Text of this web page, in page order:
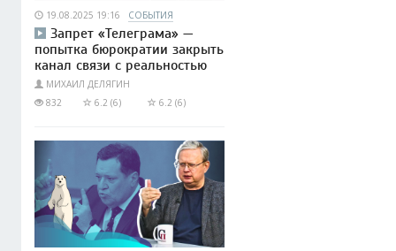
19.08.2025 19:16 СОБЫТИЯ
Запрет «Телеграма» —
попытка бюрократии закрыть
канал связи с реальностью
МИХАИЛ ДЕЛЯГИН
832
6.2 (6) 6.2 (6)